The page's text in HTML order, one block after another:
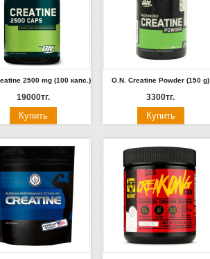
2500 mg (100 капс.)
19000тг.
O.N. Creatine Powder (150 g)
3300тг.